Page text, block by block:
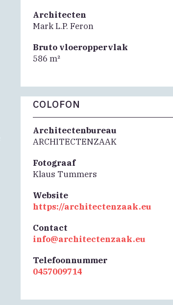
Architecten
Mark L.P. Feron
Bruto vloeroppervlak
586 m²
COLOFON
Architectenbureau
ARCHITECTENZAAK
Fotograaf
Klaus Tummers
Website
https://architectenzaak.eu
Contact
info@architectenzaak.eu
Telefoonnummer
0457009714